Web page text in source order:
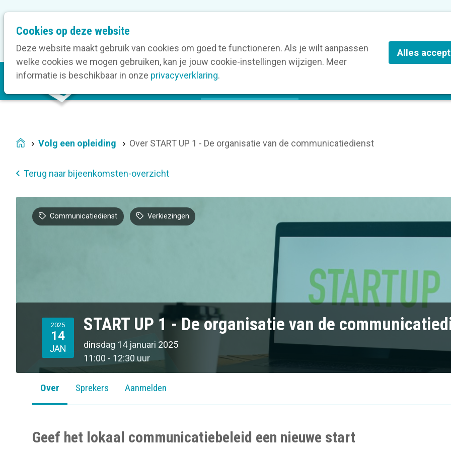
Cookies op deze website
Deze website maakt gebruik van cookies om goed te functioneren. Als je wilt aanpassen
welke cookies we mogen gebruiken, kan je jouw cookie-instellingen wijzigen. Meer
informatie is beschikbaar in onze privacyverklaring.
Alles
M
a
i
v
Volg een opleiding
e
t
a
n
v
a
n
Onze bedrijfsleden
Home
Volg een opleiding Over START UP 1 - De organisatie van de communicatiedienst
Terug naar bijeenkomsten-overzicht
Communicatiedienst Verkiezingen
2025
14
JAN
START UP 1 - De organisatie van de
dinsdag 14 januari 2025
11:00 - 12:30 uur
Over Sprekers Aanmelden
Geef het lokaal communicatiebeleid een nieuwe start